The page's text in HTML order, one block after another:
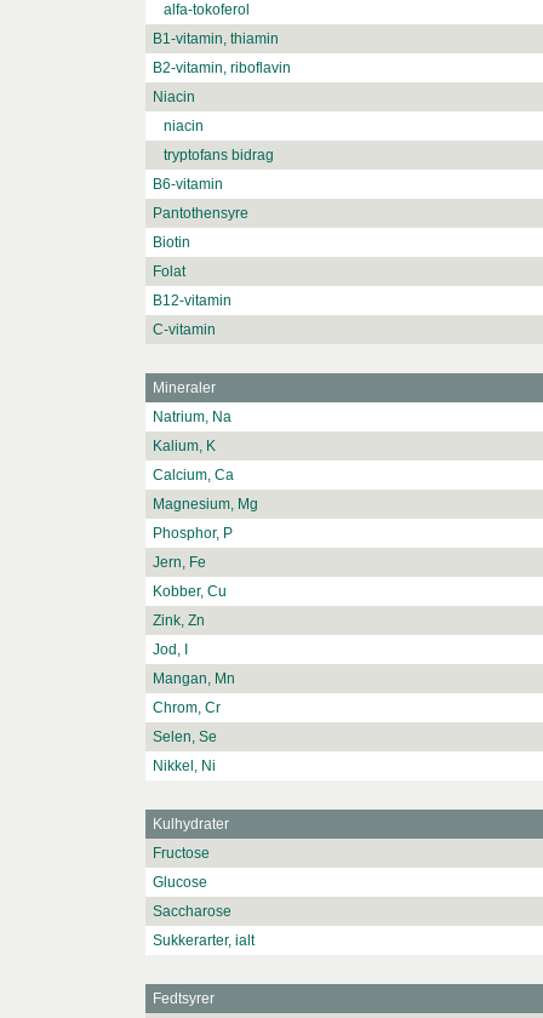
alfa-tokoferol
B1-vitamin, thiamin
B2-vitamin, riboflavin
Niacin
niacin
tryptofans bidrag
B6-vitamin
Pantothensyre
Biotin
Folat
B12-vitamin
C-vitamin
Mineraler
Natrium, Na
Kalium, K
Calcium, Ca
Magnesium, Mg
Phosphor, P
Jern, Fe
Kobber, Cu
Zink, Zn
Jod, I
Mangan, Mn
Chrom, Cr
Selen, Se
Nikkel, Ni
Kulhydrater
Fructose
Glucose
Saccharose
Sukkerarter, ialt
Fedtsyrer